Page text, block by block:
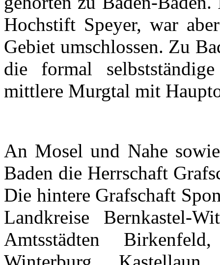
Hochstift Speyer, war aber
Gebiet umschlossen. Zu
die formal selbstständige
mittlere Murgtal mit
An Mosel und Nahe sowie
Baden die Herrschaft
Die hintere Grafschaft
Landkreise
Bernkastel-
Amtsstädten
Birkenfeld